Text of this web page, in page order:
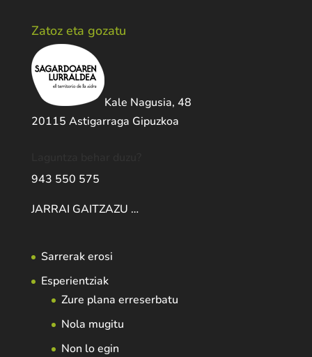
Zatoz eta gozatu
Kale Nagusia, 48
20115 Astigarraga Gipuzkoa
943 550 575
JARRAI GAITZAZU …
Sarrerak erosi
Esperientziak
Zure plana erreserbatu
Nola mugitu
Non lo egin